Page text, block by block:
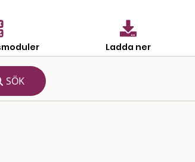
Ladda ner